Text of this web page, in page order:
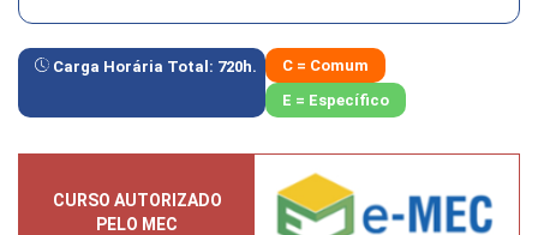
Carga Horária Total: 720h.
C = Comum
E = Específico
CURSO AUTORIZADO
PELO MEC